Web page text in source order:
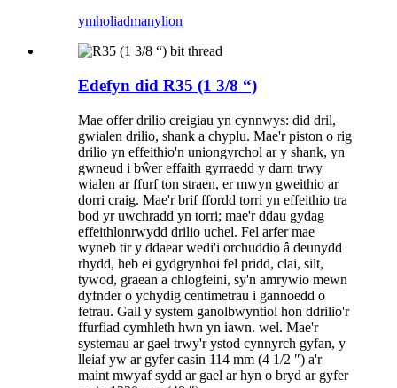
ymholiadmanylion
Edefyn did R35 (1 3/8 “)
Mae offer drilio creigiau yn cynnwys: did dril,
gwialen drilio, shank a chyplu. Mae'r piston o rig
drilio yn effeithio'n uniongyrchol ar y shank, yn
gwneud i bŵer effaith gyrraedd y darn trwy
wialen ar ffurf ton straen, er mwyn gweithio ar
dorri craig. Mae'r brif ffordd torri yn effeithio tra
bod yr uwchradd yn torri; mae'r ddau gydag
effeithlonrwydd drilio uchel. Fel arfer mae
wyneb tir y ddaear wedi'i orchuddio â deunydd
rhydd, heb ei gydgrynhoi fel pridd, clai, silt,
tywod, graean a chlogfeini, sy'n amrywio mewn
dyfnder o ychydig centimetrau i gannoedd o
fetrau. Gall y system ganolbwyntiol hon ddrilio'r
ffurfiad cymhleth hwn yn iawn. wel. Mae'r
systemau ar gael trwy'r ystod cynnyrch gyfan, y
lleiaf yw ar gyfer casin 114 mm (4 1/2 ″) a'r
maint mwyaf sydd ar gael ar hyn o bryd ar gyfer